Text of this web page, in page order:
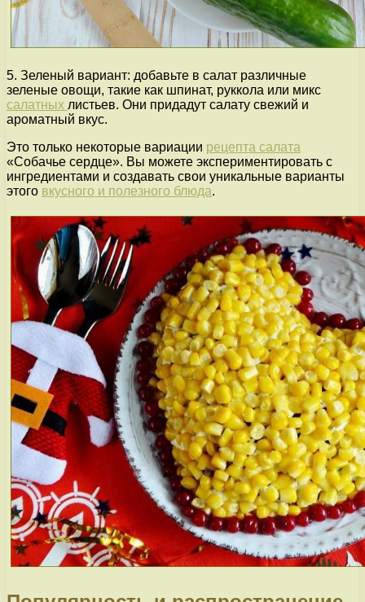
5. Зеленый вариант: добавьте в салат различные
зеленые овощи, такие как шпинат, руккола или микс
салатных листьев. Они придадут салату свежий и
ароматный вкус.
Это только некоторые вариации рецепта салата
«Собачье сердце». Вы можете экспериментировать с
ингредиентами и создавать свои уникальные варианты
этого вкусного и полезного блюда.